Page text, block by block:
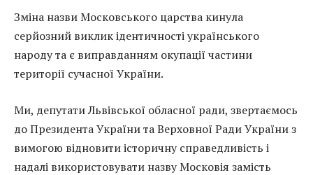
Зміна назви Московського царства кинула
серйозний виклик ідентичності українського
народу та є виправданням окупації частини
території сучасної України.
Ми, депутати Львівської обласної ради, звертаємось
до Президента України та Верховної Ради України з
вимогою відновити історичну справедливість і
надалі використовувати назву Московія замість